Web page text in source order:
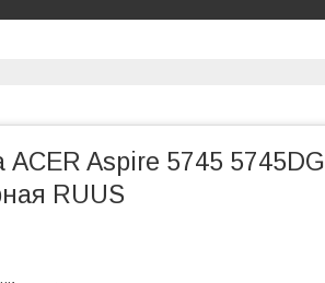
ACER Aspire 5745 5745DG
RUUS